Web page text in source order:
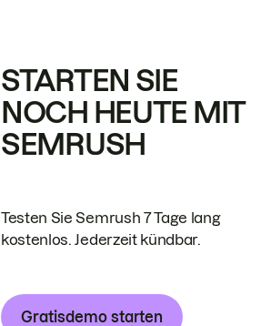
STARTEN SIE
NOCH HEUTE MIT
SEMRUSH
Testen Sie Semrush 7 Tage lang
kostenlos. Jederzeit kündbar.
Gratisdemo starten